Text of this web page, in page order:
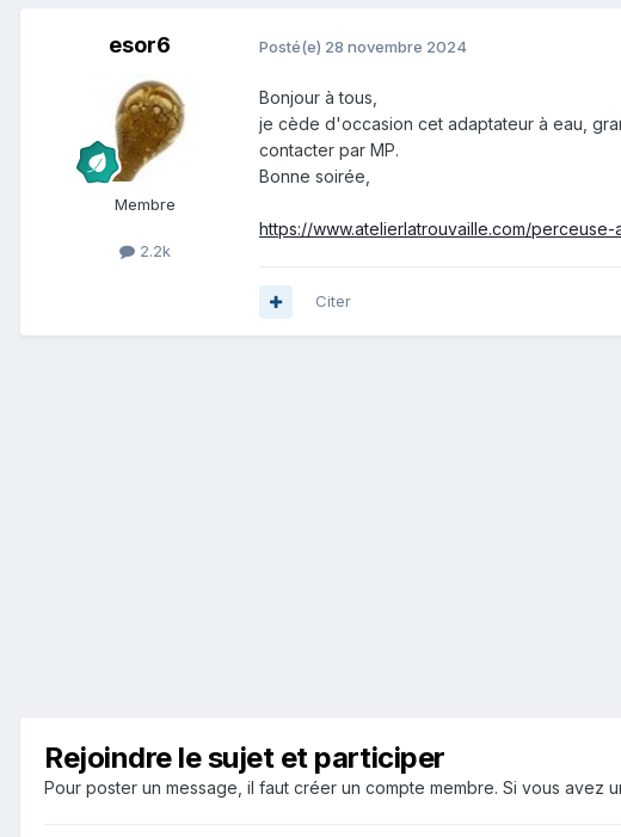
esor6
Membre
2.2k
Posté(e) 28 novembre 2024
Bonjour à tous,
je cède d'occasion cet adaptateur à eau,
contacter par MP.
Bonne soirée,
https://www.atelierlatrouvaille.com/
Citer
Rejoindre le sujet et participer
Pour poster un message, il faut créer un compte membre. Si vous avez